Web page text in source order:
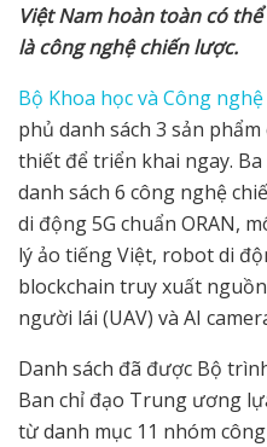
Việt Nam hoàn toàn có thể
là công nghệchiến lược.
Bộ Khoa học và Công nghệ
phủ danh sách 3 sản
thiết để triển khai ngay.
danh sách 6 công nghệ
di động 5G chuẩn ORAN,
lý ảo tiếng Việt, robot di
blockchain truy xuất
người lái (UAV) và AI
Danh sách đã được Bộ
Ban chỉ đạo Trung ương
từ danh mục 11 nhóm